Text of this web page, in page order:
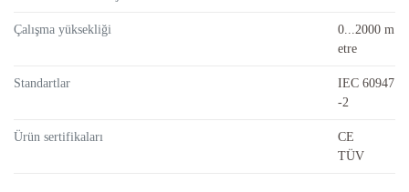
Çalışma yüksekliği
0...2000 m
etre
Standartlar
IEC 60947
-2
Ürün sertifikaları
CE
TÜV